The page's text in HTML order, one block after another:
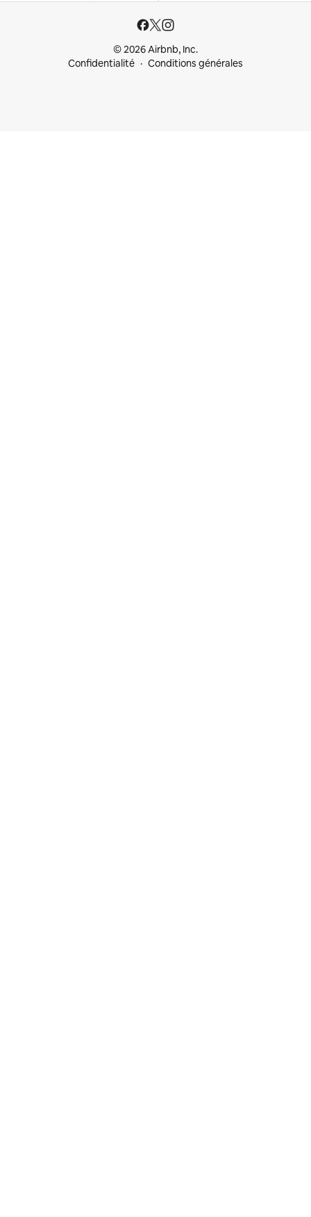
© 2026 Airbnb, Inc.
Confidentialité
Conditions générales